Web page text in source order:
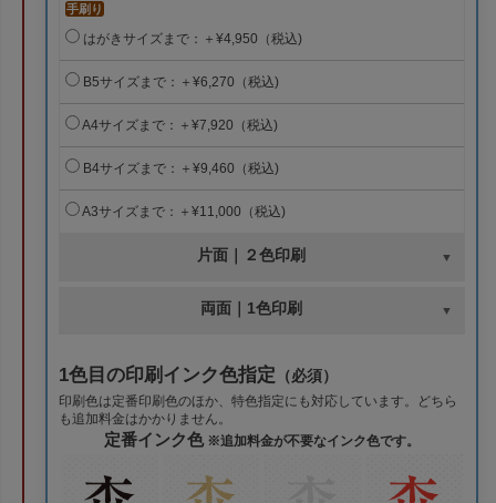
手刷り
はがきサイズまで：＋¥4,950（税込)
B5サイズまで：＋¥6,270（税込)
A4サイズまで：＋¥7,920（税込)
B4サイズまで：＋¥9,460（税込)
A3サイズまで：＋¥11,000（税込)
片面｜２色印刷
両面｜1色印刷
1色目の印刷インク色指定 （必須）
印刷色は定番印刷色のほか、特色指定にも対応しています。どちら
も追加料金はかかりません。
定番インク色※追加料金が不要なインク色です。